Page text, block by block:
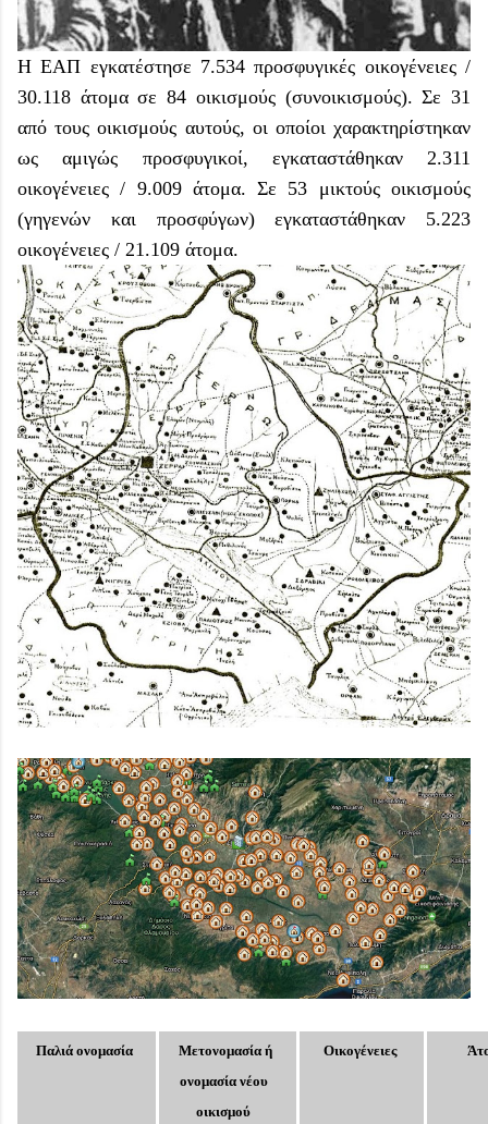
Η ΕΑΠ εγκατέστησε 7.534 προσφυγικές οικογένειες /
30.118 άτομα σε 84 οικισμούς (συνοικισμούς). Σε 31
από τους οικισμούς αυτούς, οι οποίοι χαρακτηρίστηκαν
ως αμιγώς προσφυγικοί, εγκαταστάθηκαν 2.311
οικογένειες / 9.009 άτομα. Σε 53 μικτούς οικισμούς
(γηγενών και προσφύγων) εγκαταστάθηκαν 5.223
οικογένειες / 21.109 άτομα.
Παλιά ονομασία
Μετονομασία ή
ονομασία νέου
οικισμού
Οικογένειες